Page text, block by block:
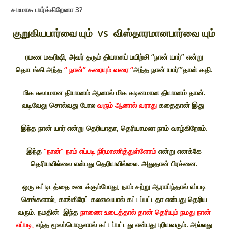
சமமாக பார்க்கிறேனா 3?
குறுகியபார்வை யும் vs விஸ்தாரமானபார்வை யும்
ரமண மகரிஷி, அவர் தரும் தியானப் பயிற்சி “நான் யார்” என்று
தொடங்கி அந்த “ நான்” கரையும் வரை “அந்த நான் யார்”’தான் கதி.
மிக சுலபமான தியானம் ஆனால் மிக கடினமான தியானம் தான்.
வடிவேலு சொல்வது போலவரும் ஆனால் வராது கதைதான் இது
இந்த நான் யார் என்று தெரியாதா, தெரியாமலா நாம் வாழ்கிறோம்.
இந்த “நான்” நாம் எப்படி நிர்மாணித்துள்ளோம் என்று எனக்கே
தெரியவில்லை என்பது தெரியவில்லை. அதுதான் பிரச்னை.
ஒரு கட்டிடத்தை உடைக்கும்போது, நாம் சற்று ஆராய்ந்தால் எப்படி
செங்களால், காங்கிரேட் கலவையால் கட்டப்பட்டதா என்பது தெரிய
வரும். நமதின் இந்த நாணை உடைத்தால் தான் தெரியும் நமது நான்
எப்படி, எந்த மூலப்பொருளால் கட்டப்பட்டது என்பது புரியவரும். அல்லது